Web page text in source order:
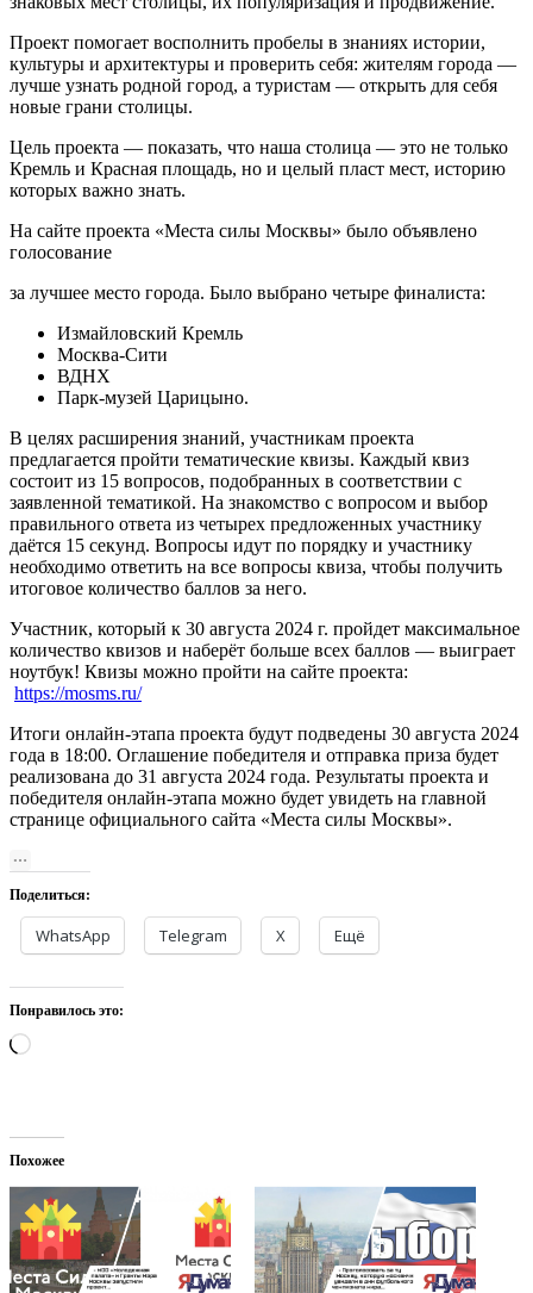
Проект помогает восполнить пробелы в знаниях истории,
культуры и архитектуры и проверить себя: жителям города —
лучше узнать родной город, а туристам — открыть для себя
новые грани столицы.
Цель проекта — показать, что наша столица — это не только
Кремль и Красная площадь, но и целый пласт мест, историю
которых важно знать.
На сайте проекта «Места силы Москвы» было объявлено
голосование
за лучшее место города. Было выбрано четыре финалиста:
Измайловский Кремль
Москва-Сити
ВДНХ
Парк-музей Царицыно.
В целях расширения знаний, участникам проекта
предлагается пройти тематические квизы. Каждый квиз
состоит из 15 вопросов, подобранных в соответствии с
заявленной тематикой. На знакомство с вопросом и выбор
правильного ответа из четырех предложенных участнику
даётся 15 секунд. Вопросы идут по порядку и участнику
необходимо ответить на все вопросы квиза, чтобы получить
итоговое количество баллов за него.
Участник, который к 30 августа 2024 г. пройдет максимальное
количество квизов и наберёт больше всех баллов — выиграет
ноутбук! Квизы можно пройти на сайте проекта:
https://mosms.ru/
Итоги онлайн-этапа проекта будут подведены 30 августа 2024
года в 18:00. Оглашение победителя и отправка приза будет
реализована до 31 августа 2024 года. Результаты проекта и
победителя онлайн-этапа можно будет увидеть на главной
странице официального сайта «Места силы Москвы».
Поделиться:
WhatsApp Telegram X Ещё
Понравилось это:
Загрузка…
Похожее